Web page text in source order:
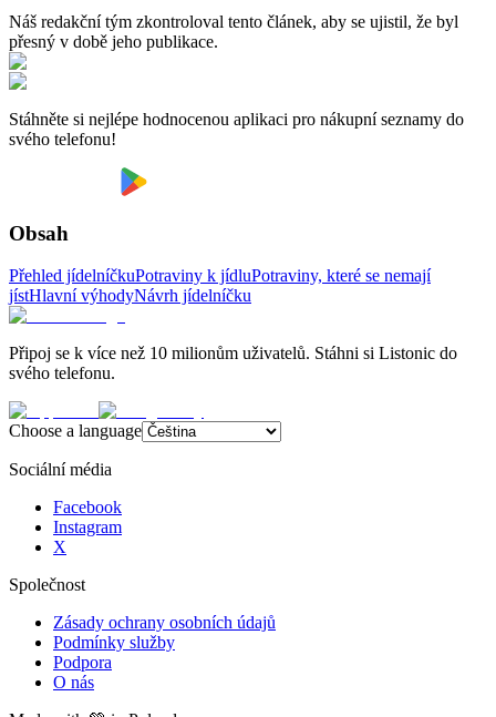
Náš redakční tým zkontroloval tento článek, aby se ujistil, že byl
přesný v době jeho publikace.
Stáhněte si nejlépe hodnocenou aplikaci pro nákupní seznamy do
svého telefonu!
Obsah
Přehled jídelníčkuPotraviny k jídluPotraviny, které se nemají
jístHlavní výhodyNávrh jídelníčku
Připoj se k více než 10 milionům uživatelů. Stáhni si Listonic do
svého telefonu.
Choose a language
Sociální média
Facebook
Instagram
X
Společnost
Zásady ochrany osobních údajů
Podmínky služby
Podpora
O nás